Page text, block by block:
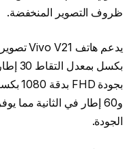
ظروف التصوير المنخفضة.
بكسل
و60 إطار في الثانية مما
الجودة.